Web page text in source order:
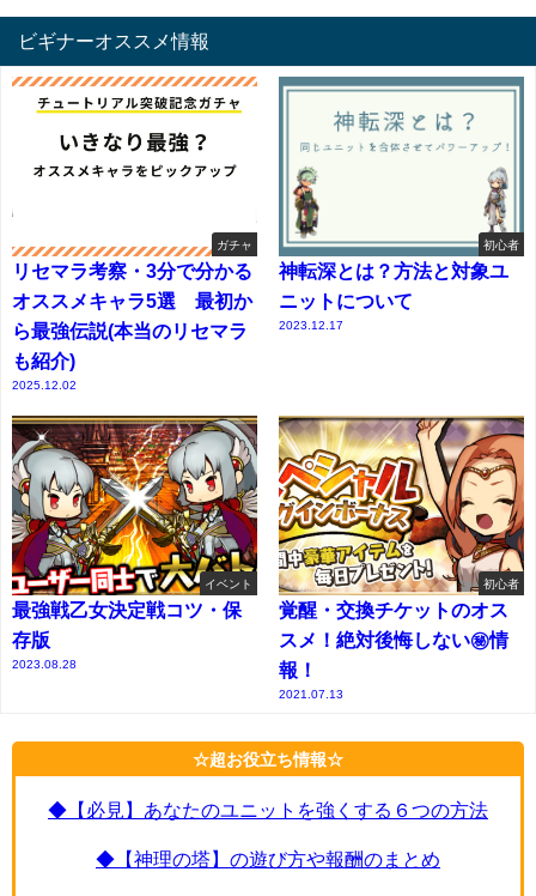
ビギナーオススメ情報
ガチャ
リセマラ考察・3分で分かる
オススメキャラ5選 最初か
ら最強伝説(本当のリセマラ
も紹介)
2025.12.02
初心者
神転深とは？方法と対象ユ
ニットについて
2023.12.17
イベント
最強戦乙女決定戦コツ・保
存版
2023.08.28
初心者
覚醒・交換チケットのオス
スメ！絶対後悔しない㊙情
報！
2021.07.13
☆超お役立ち情報☆
◆【必見】あなたのユニットを強くする６つの方法
◆【神理の塔】の遊び方や報酬のまとめ